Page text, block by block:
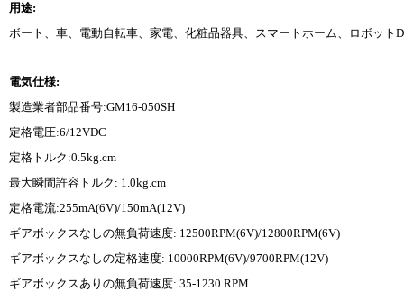
用途:
ボート、車、電動自転車、家電、化粧品器具、スマートホーム、ロボット
電気仕様:
製造業者部品番号:GM16-050SH
定格電圧:6/12VDC
定格トルク:0.5kg.cm
最大瞬間許容トルク: 1.0kg.cm
定格電流:255mA(6V)/150mA(12V)
ギアボックスなしの無負荷速度: 12500RPM(6V)/12800RPM(6V)
ギアボックスなしの定格速度: 10000RPM(6V)/9700RPM(12V)
ギアボックスありの無負荷速度: 35-1230 RPM